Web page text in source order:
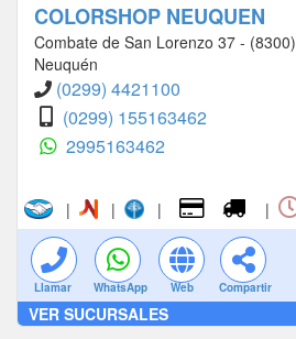
COLORSHOP NEUQUEN
Combate de San Lorenzo 37 - (8300)
Neuquén
(0299) 4421100
(0299) 155163462
2995163462
| | | |
Llamar WhatsApp Web Compartir
VER SUCURSALES